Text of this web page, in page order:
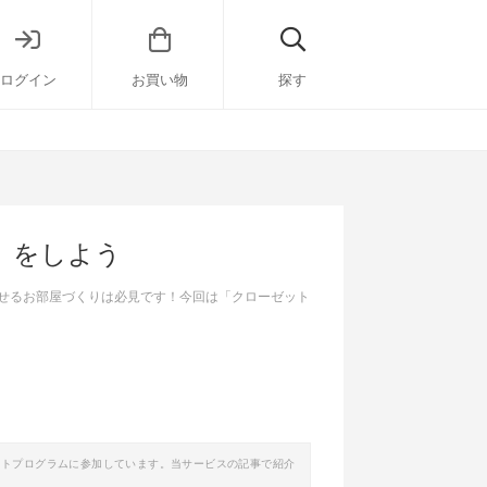
ログイン お買い物 探す
をしよう
お部屋づくりは必見です！今回は「クローゼット
プログラムに参加しています。当サービスの記事で紹介